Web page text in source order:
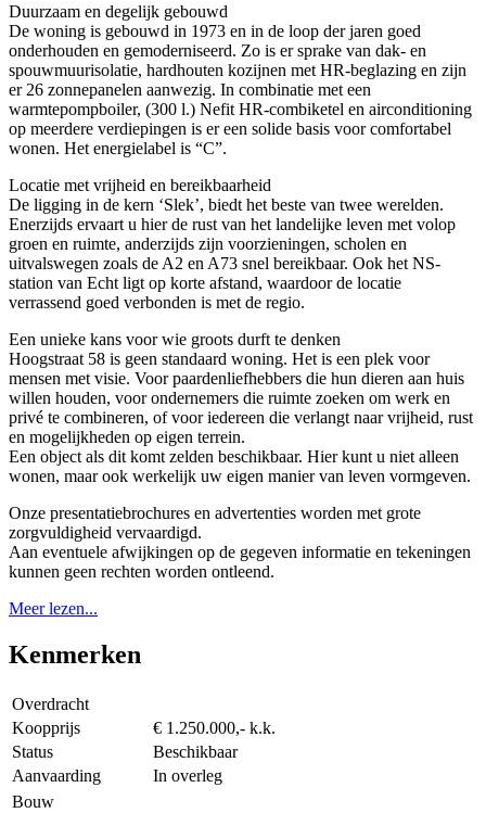
Duurzaam en degelijk gebouwd
De woning is gebouwd in 1973 en in de loop der jaren goed
onderhouden en gemoderniseerd. Zo is er sprake van dak- en
spouwmuurisolatie, hardhouten kozijnen met HR-beglazing en zijn
er 26 zonnepanelen aanwezig. In combinatie met een
warmtepompboiler, (300 l.) Nefit HR-combiketel en airconditioning
op meerdere verdiepingen is er een solide basis voor comfortabel
wonen. Het energielabel is “C”.
Locatie met vrijheid en bereikbaarheid
De ligging in de kern ‘Slek’, biedt het beste van twee werelden.
Enerzijds ervaart u hier de rust van het landelijke leven met volop
groen en ruimte, anderzijds zijn voorzieningen, scholen en
uitvalswegen zoals de A2 en A73 snel bereikbaar. Ook het NS-
station van Echt ligt op korte afstand, waardoor de locatie
verrassend goed verbonden is met de regio.
Een unieke kans voor wie groots durft te denken
Hoogstraat 58 is geen standaard woning. Het is een plek voor
mensen met visie. Voor paardenliefhebbers die hun dieren aan huis
willen houden, voor ondernemers die ruimte zoeken om werk en
privé te combineren, of voor iedereen die verlangt naar vrijheid, rust
en mogelijkheden op eigen terrein.
Een object als dit komt zelden beschikbaar. Hier kunt u niet alleen
wonen, maar ook werkelijk uw eigen manier van leven vormgeven.
Onze presentatiebrochures en advertenties worden met grote
zorgvuldigheid vervaardigd.
Aan eventuele afwijkingen op de gegeven informatie en tekeningen
kunnen geen rechten worden ontleend.
Meer lezen...
Kenmerken
Overdracht
Koopprijs
€ 1.250.000,- k.k.
Status
Beschikbaar
Aanvaarding
In overleg
Bouw